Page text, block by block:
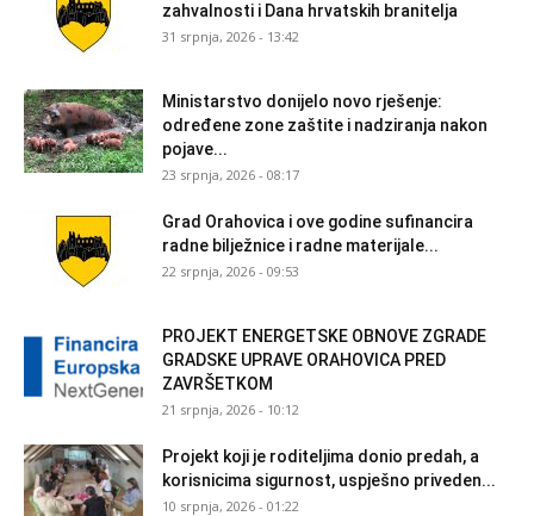
zahvalnosti i Dana hrvatskih branitelja
31 srpnja, 2026 - 13:42
Ministarstvo donijelo novo rješenje:
određene zone zaštite i nadziranja nakon
pojave...
23 srpnja, 2026 - 08:17
Grad Orahovica i ove godine sufinancira
radne bilježnice i radne materijale...
22 srpnja, 2026 - 09:53
PROJEKT ENERGETSKE OBNOVE ZGRADE
GRADSKE UPRAVE ORAHOVICA PRED
ZAVRŠETKOM
21 srpnja, 2026 - 10:12
Projekt koji je roditeljima donio predah, a
korisnicima sigurnost, uspješno priveden...
10 srpnja, 2026 - 01:22